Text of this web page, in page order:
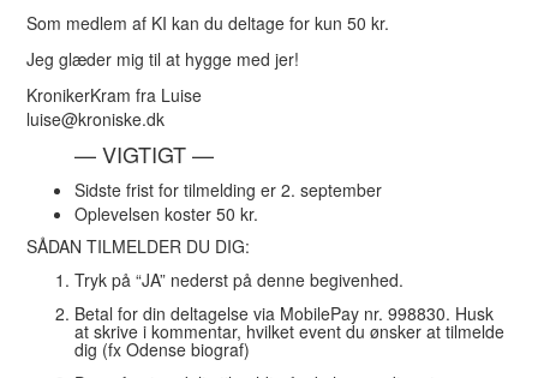
Som medlem af KI kan du deltage for kun 50 kr.
Jeg glæder mig til at hygge med jer!
KronikerKram fra Luise
luise@kroniske.dk
— VIGTIGT —
Sidste frist for tilmelding er 2. september
Oplevelsen koster 50 kr.
SÅDAN TILMELDER DU DIG:
Tryk på “JA” nederst på denne begivenhed.
Betal for din deltagelse via MobilePay nr. 998830. Husk
at skrive i kommentar, hvilket event du ønsker at tilmelde
dig (fx Odense biograf)